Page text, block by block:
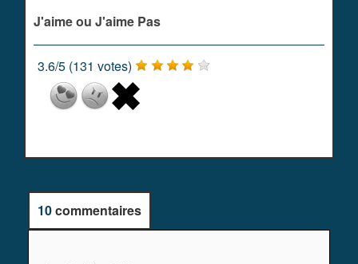
J'aime ou J'aime Pas
3.6/5 (131 votes)
10commentaires